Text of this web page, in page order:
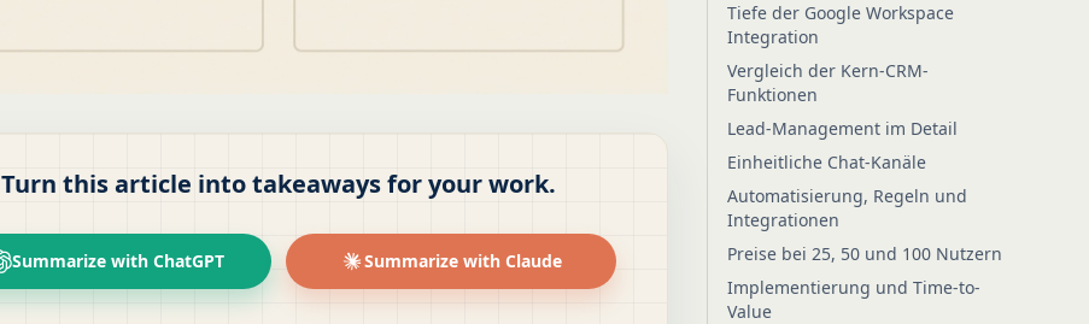
Turn this article into takeaways for your work.
Summarize with ChatGPT Summarize with Claude
Tiefe der Google Workspace
Integration
Vergleich der Kern-CRM-
Funktionen
Lead-Management im Detail
Einheitliche Chat-Kanäle
Automatisierung, Regeln und
Integrationen
Preise bei 25, 50 und 100 Nutzern
Implementierung und Time-to-
Value